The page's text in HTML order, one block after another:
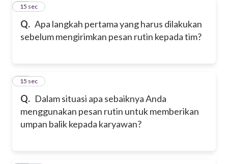
Q. Apa langkah pertama yang harus dilakukan
sebelum mengirimkan pesan rutin kepada tim?
14
15 sec
Q. Dalam situasi apa sebaiknya Anda
menggunakan pesan rutin untuk memberikan
umpan balik kepada karyawan?
15
15 sec